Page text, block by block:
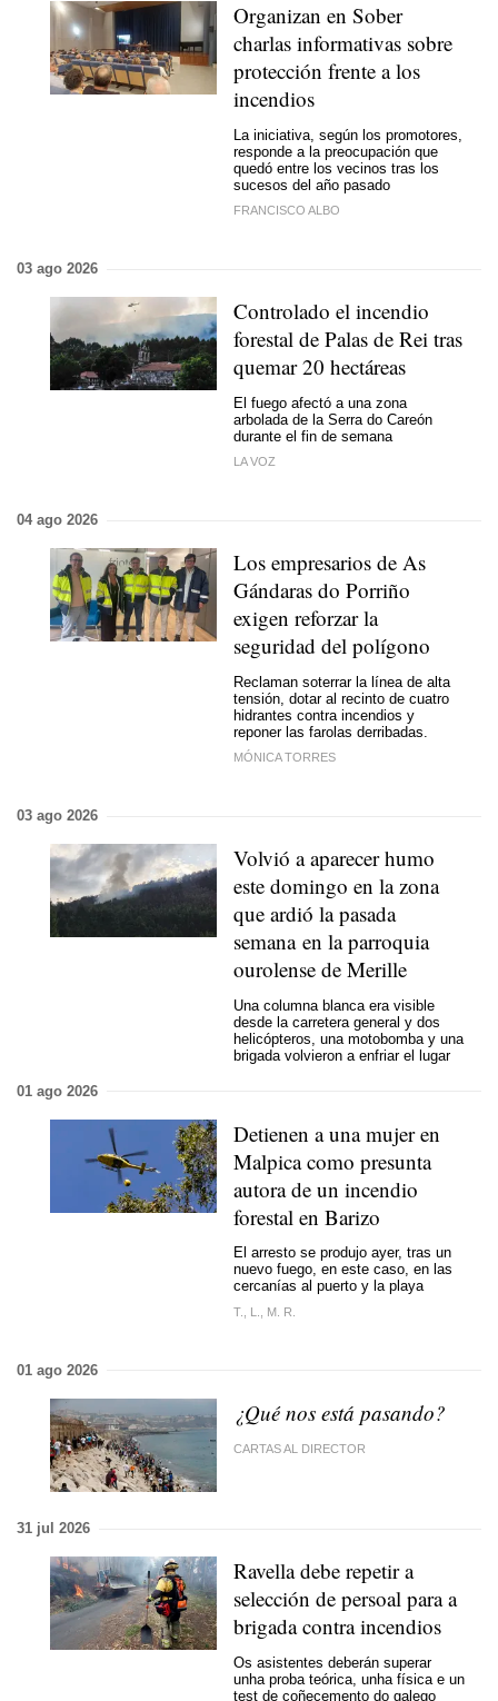
Organizan en Sober
charlas informativas sobre
protección frente a los
incendios
La iniciativa, según los promotores,
responde a la preocupación que
quedó entre los vecinos tras los
sucesos del año pasado
FRANCISCO ALBO
03 ago 2026
Controlado el incendio
forestal de Palas de Rei tras
quemar 20 hectáreas
El fuego afectó a una zona
arbolada de la Serra do Careón
durante el fin de semana
LA VOZ
04 ago 2026
Los empresarios de As
Gándaras do Porriño
exigen reforzar la
seguridad del polígono
Reclaman soterrar la línea de alta
tensión, dotar al recinto de cuatro
hidrantes contra incendios y
reponer las farolas derribadas.
MÓNICA TORRES
03 ago 2026
Volvió a aparecer humo
este domingo en la zona
que ardió la pasada
semana en la parroquia
ourolense de Merille
Una columna blanca era visible
desde la carretera general y dos
helicópteros, una motobomba y una
brigada volvieron a enfriar el lugar
01 ago 2026
Detienen a una mujer en
Malpica como presunta
autora de un incendio
forestal en Barizo
El arresto se produjo ayer, tras un
nuevo fuego, en este caso, en las
cercanías al puerto y la playa
T., L., M. R.
01 ago 2026
¿Qué nos está pasando?
CARTAS AL DIRECTOR
31 jul 2026
Ravella debe repetir a
selección de persoal para a
brigada contra incendios
Os asistentes deberán superar
unha proba teórica, unha física e un
test de coñecemento do galego